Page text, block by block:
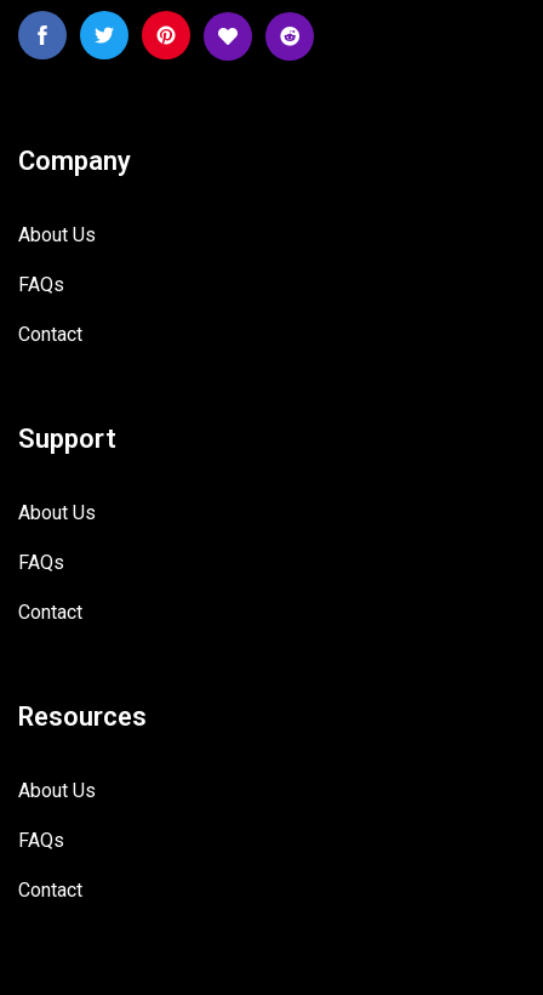
Company
About Us
FAQs
Contact
Support
About Us
FAQs
Contact
Resources
About Us
FAQs
Contact